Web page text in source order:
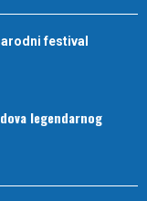
festival
legendarnog